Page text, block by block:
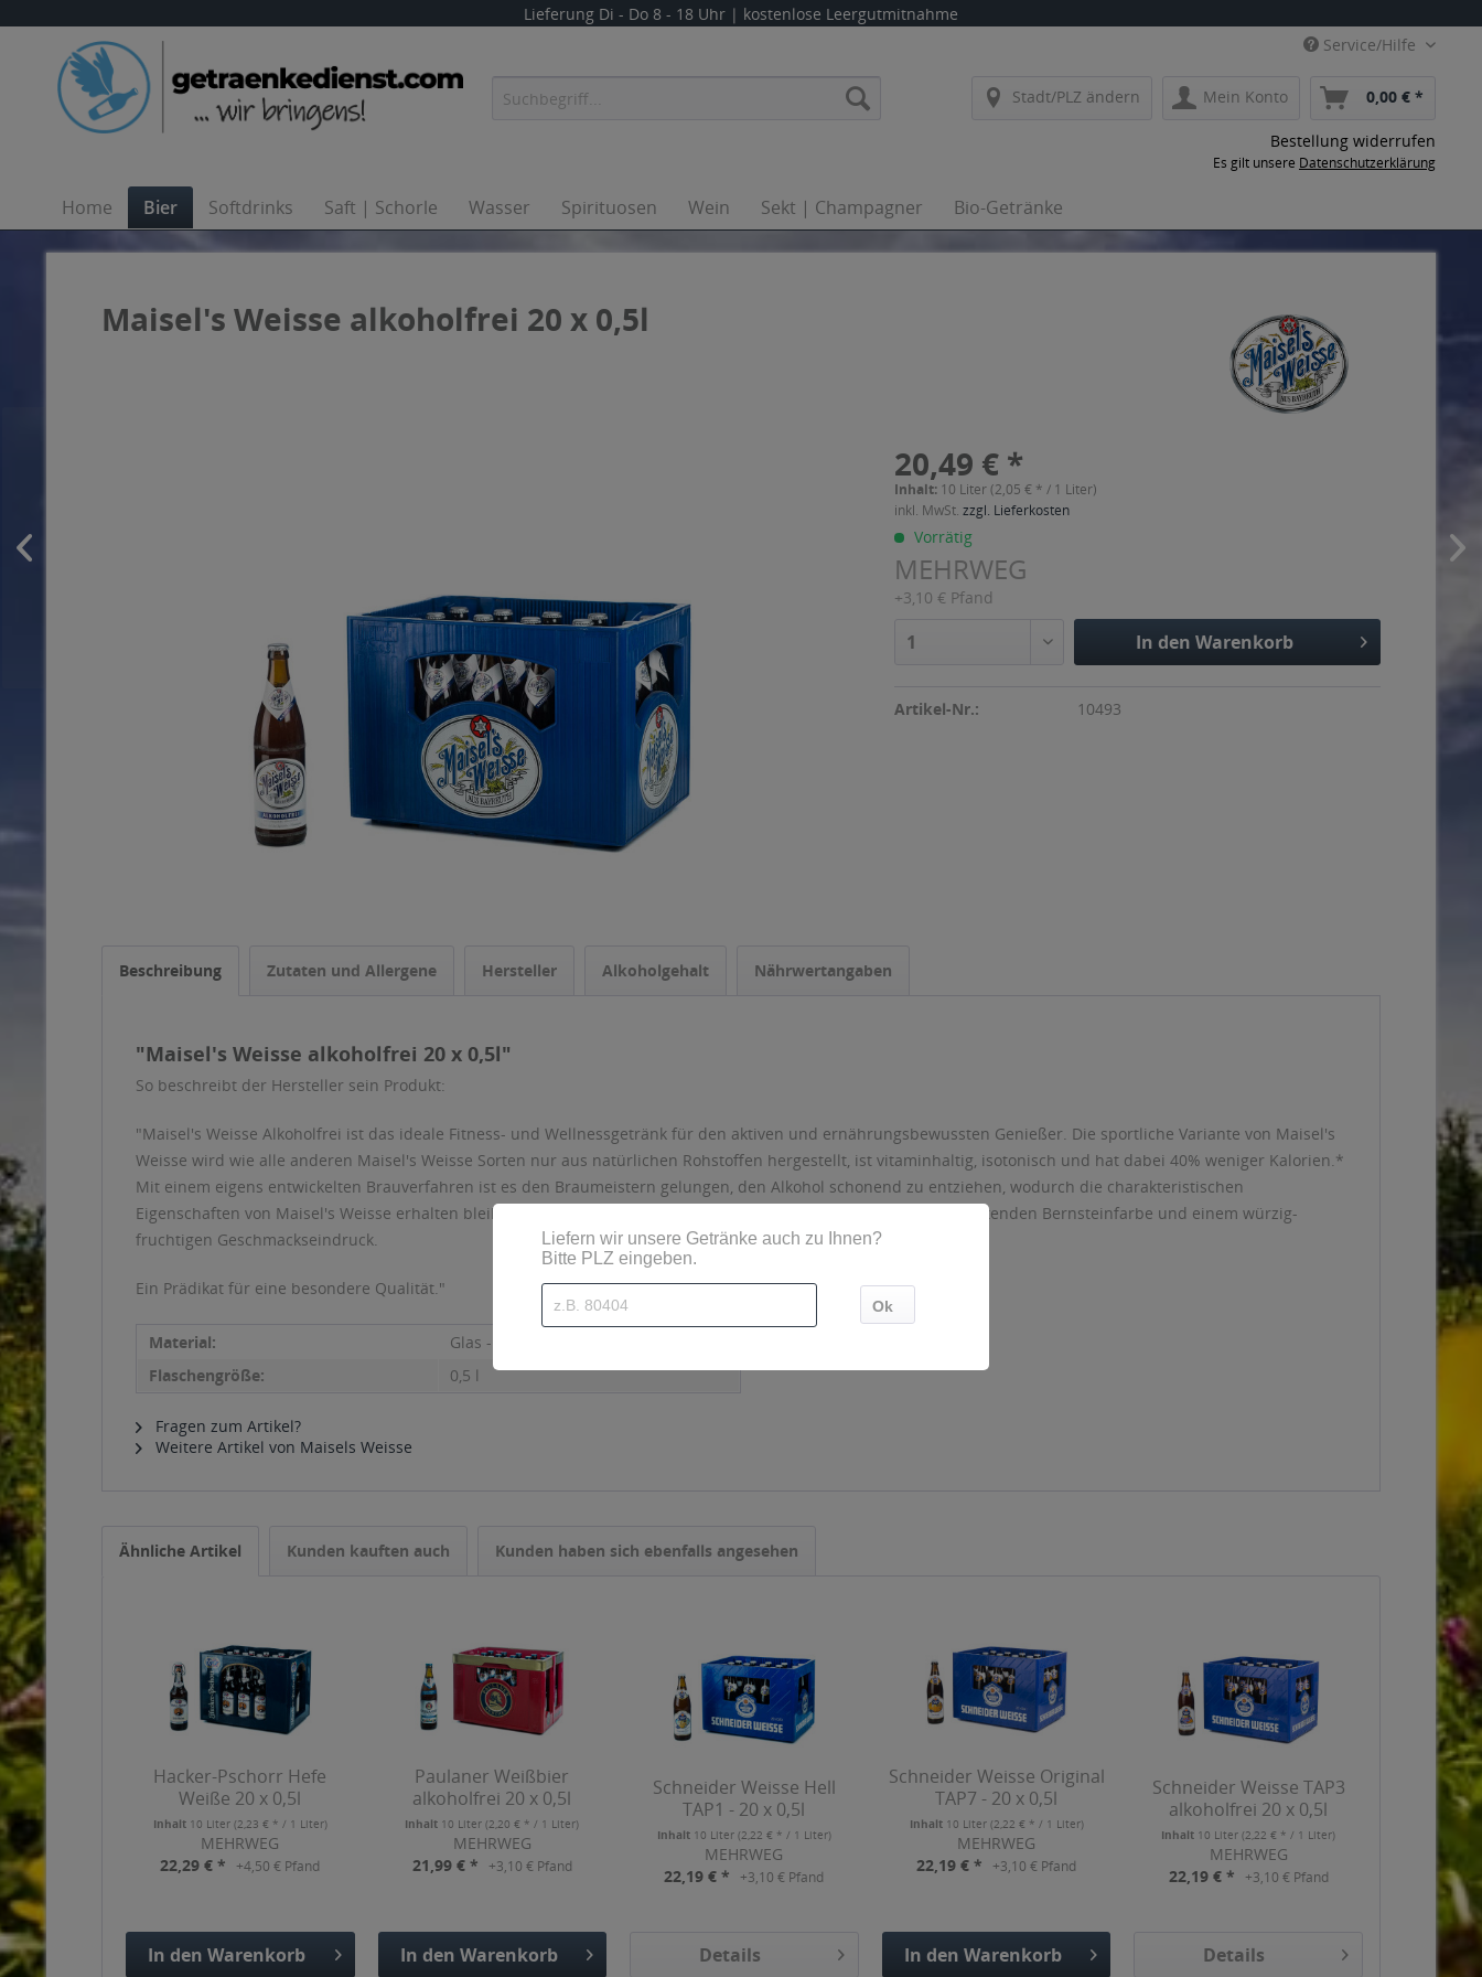
Lieferung Di - Do 8 - 18 Uhr | kostenlose Leergutmitnahme
Service/Hilfe
Stadt/PLZ ändern Mein Konto 0,00 € *
Bestellung widerrufen
Es gilt unsere Datenschutzerklärung
Home Bier Softdrinks Saft | Schorle Wasser Spirituosen Wein Sekt | Champagner Bio-Getränke
Maisel's Weisse alkoholfrei 20 x 0,5l
20,49 € *
Inhalt: 10 Liter (2,05 € * / 1 Liter)
inkl. MwSt.zzgl. Lieferkosten
Vorrätig
MEHRWEG
+3,10 € Pfand
In den Warenkorb
Artikel-Nr.: 10493
Beschreibung Zutaten und Allergene Hersteller Alkoholgehalt Nährwertangaben
"Maisel's Weisse alkoholfrei 20 x 0,5l"
So beschreibt der Hersteller sein Produkt:
"Maisel's Weisse Alkoholfrei ist das ideale Fitness- und Wellnessgetränk für den aktiven und ernährungsbewussten Genießer. Die sportliche Variante von Maisel's
Weisse wird wie alle anderen Maisel's Weisse Sorten nur aus natürlichen Rohstoffen hergestellt, ist vitaminhaltig, isotonisch und hat dabei 40% weniger Kalorien.*
Mit einem eigens entwickelten Brauverfahren ist es den Braumeistern gelungen, den Alkohol schonend zu entziehen, wodurch die charakteristischen
Eigenschaften von Maisel's Weisse erhalten bleiben. So glänzt auch diese Variante mit der einzigartig rötlich leuchtenden Bernsteinfarbe und einem würzig-
fruchtigen Geschmackseindruck.
Ein Prädikat für eine besondere Qualität."
Material:
Glas - Mehrweg
Flaschengröße:
0,5 l
Fragen zum Artikel?
Weitere Artikel von Maisels Weisse
Ähnliche Artikel Kunden kauften auch Kunden haben sich ebenfalls angesehen
Hacker-Pschorr Hefe
Weiße 20 x 0,5l
Inhalt 10 Liter (2,23 € * / 1 Liter)
MEHRWEG
22,29 € *
+4,50 € Pfand
In den Warenkorb
Paulaner Weißbier
alkoholfrei 20 x 0,5l
Inhalt 10 Liter(2,20 € * / 1 Liter)
MEHRWEG
21,99 € *
+3,10 € Pfand
In den Warenkorb
Schneider Weisse Hell
TAP1 - 20 x 0,5l
Inhalt 10 Liter (2,22 € * / 1 Liter)
MEHRWEG
22,19 € *
+3,10 € Pfand
Details
Schneider Weisse Original
TAP7 - 20 x 0,5l
Inhalt 10 Liter (2,22 € * / 1 Liter)
MEHRWEG
22,19 € *
+3,10 € Pfand
In den Warenkorb
Schneider Weisse TAP3
alkoholfrei 20 x 0,5l
Inhalt 10 Liter(2,22 € * / 1 Liter)
MEHRWEG
22,19 € *
+3,10 € Pfand
Details